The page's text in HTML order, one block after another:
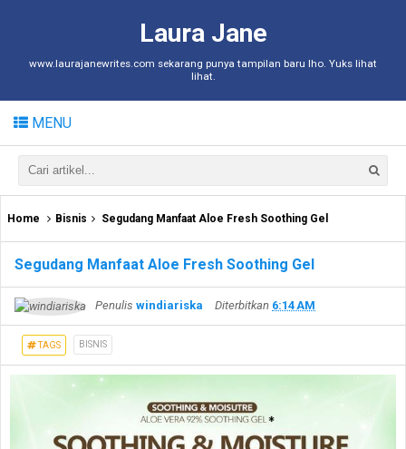
Laura Jane
www.laurajanewrites.com sekarang punya tampilan baru lho. Yuks lihat
lihat.
MENU
Home Bisnis Segudang Manfaat Aloe Fresh Soothing Gel
Segudang Manfaat Aloe Fresh Soothing Gel
Penulis windiariska Diterbitkan 6:14 AM
TAGS BISNIS